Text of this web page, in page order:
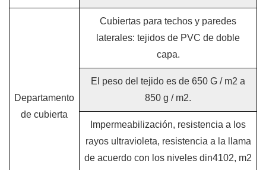
Departamento
de cubierta
Cubiertas para techos y paredes
laterales: tejidos de PVC de doble
capa.
El peso del tejido es de 650 G / m2 a
850 g / m2.
Impermeabilización, resistencia a los
rayos ultravioleta, resistencia a la llama
de acuerdo con los niveles din4102, m2